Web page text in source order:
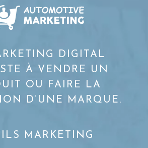
DIGITAL
À VENDRE UN
OU FAIRE LA
D’UNE MARQUE.
MARKETING